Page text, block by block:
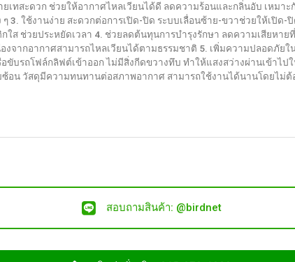
แบบ
เปิด-
ปิด
ซ้าย
ขวา
ยเทสะดวก ช่วยให้อากาศไหลเวียนได้ดี ลดความร้อนและกลิ่นอับ เหมา
ๆ 3. ใช้งานง่าย สะดวกต่อการเปิด-ปิด ระบบเลื่อนซ้าย-ขวาช่วยให้เปิ
ส ช่วยประหยัดเวลา 4. ช่วยลดต้นทุนการบำรุงรักษา ลดความเสียหา
งจากอากาศสามารถไหลเวียนได้ตามธรรมชาติ 5. เพิ่มความปลอดภัย
ขับรถโฟล์กลิฟต์เข้าออก ไม่มีสิ่งกีดขวางทึบ ทำให้แสงสว่างผ่านเข้าไ
ซ้อน วัสดุมีความทนทานต่อสภาพอากาศ สามารถใช้งานได้นานโดยไ
สอบถามสินค้า: @birdnet